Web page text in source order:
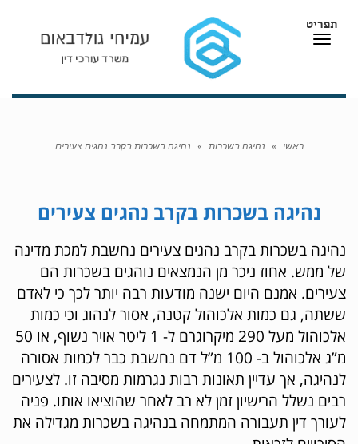
תפריט
תפריט
ראשי » נהיגה בשכרות » נהיגה בשכרות בקרב נהגים צעירים
נהיגה בשכרות בקרב נהגים צעירים
נהיגה בשכרות בקרב נהגים צעירים נחשבת למכת מדינה
של ממש. אחוז ניכר מן הנמצאים נוהגים בשכרות הם
צעירים. אמנם היום ישנה מודעות רבה יותר לכך כי לאדם
ששתה, גם כמות אלכוהול קטנה, אסור לנהוג וכי כמות
אלכוהול מעל 290 מיקרוגרם ל- 1 ליטר אויר נשוף, או 50
מ”ג אלכוהול ב- 100 מ”ל דם נחשבת כבר לכמות אסורה
לנהיגה, אך עדיין תאונות רבות נגרמות מסיבה זו. לצעירים
רבים נשלל הרישיון זמן לא רב לאחר שהוציאו אותו. פניה
לעורך דין תעבורה המתמחה בנהיגה בשכרות מגדילה את